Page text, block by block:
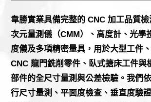
韋勝實業具備完整的 CNC 加工品質
次元量測儀（CMM）、高度計、光學
度儀及多項精密量具，用於大型工件
CNC 龍門銑削零件、臥式搪床工件與
部件的全尺寸量測與公差檢驗。我們
行尺寸量測、平面度檢查、垂直度驗